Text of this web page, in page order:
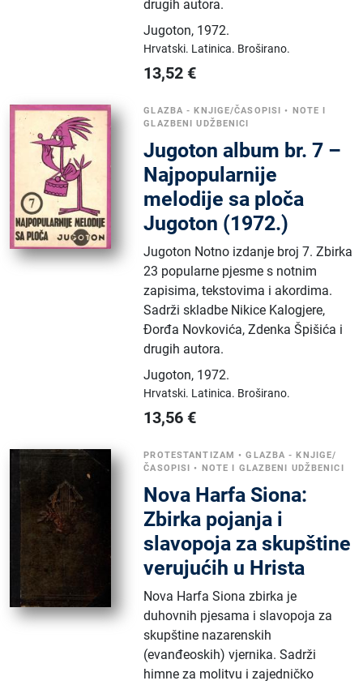
drugih autora.
Jugoton, 1972.
Hrvatski. Latinica. Broširano.
13,52 €
GLAZBA - KNJIGE/ČASOPISI • NOTE I
GLAZBENI UDŽBENICI
Jugoton album br. 7 –
Najpopularnije
melodije sa ploča
Jugoton (1972.)
Jugoton Notno izdanje broj 7. Zbirka
23 popularne pjesme s notnim
zapisima, tekstovima i akordima.
Sadrži skladbe Nikice Kalogjere,
Đorđa Novkovića, Zdenka Špišića i
drugih autora.
Jugoton, 1972.
Hrvatski. Latinica. Broširano.
13,56 €
PROTESTANTIZAM •GLAZBA - KNJIGE/
ČASOPISI • NOTE I GLAZBENI UDŽBENICI
Nova Harfa Siona:
Zbirka pojanja i
slavopoja za skupštine
verujućih u Hrista
Nova Harfa Siona zbirka je
duhovnih pjesama i slavopoja za
skupštine nazarenskih
(evanđeoskih) vjernika. Sadrži
himne za molitvu i zajedničko